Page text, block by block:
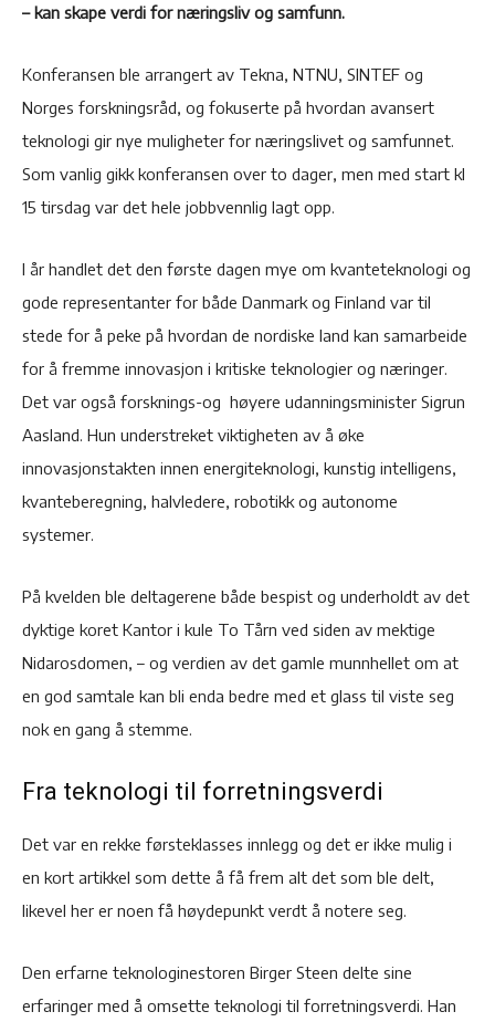
– kan skape verdi for næringsliv og samfunn.
Konferansen ble arrangert av Tekna, NTNU, SINTEF og
Norges forskningsråd, og fokuserte på hvordan avansert
teknologi gir nye muligheter for næringslivet og samfunnet.
Som vanlig gikk konferansen over to dager, men med start kl
15 tirsdag var det hele jobbvennlig lagt opp.
I år handlet det den første dagen mye om kvanteteknologi og
gode representanter for både Danmark og Finland var til
stede for å peke på hvordan de nordiske land kan samarbeide
for å fremme innovasjon i kritiske teknologier og næringer.
Det var også forsknings-og høyere udanningsminister Sigrun
Aasland. Hun understreket viktigheten av å øke
innovasjonstakten innen energiteknologi, kunstig intelligens,
kvanteberegning, halvledere, robotikk og autonome
systemer.
På kvelden ble deltagerene både bespist og underholdt av det
dyktige koret Kantor i kule To Tårn ved siden av mektige
Nidarosdomen, – og verdien av det gamle munnhellet om at
en god samtale kan bli enda bedre med et glass til viste seg
nok en gang å stemme.
Fra teknologi til forretningsverdi
Det var en rekke førsteklasses innlegg og det er ikke mulig i
en kort artikkel som dette å få frem alt det som ble delt,
likevel her er noen få høydepunkt verdt å notere seg.
Den erfarne teknologinestoren Birger Steen delte sine
erfaringer med å omsette teknologi til forretningsverdi. Han